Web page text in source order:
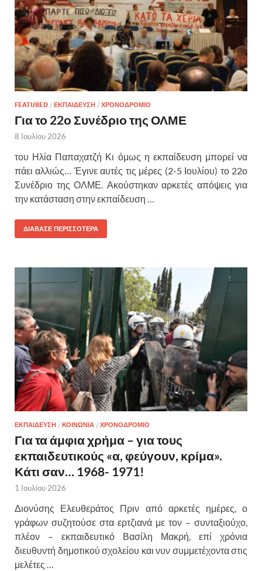
FEATURED / ΕΚΠΑΙΔΕΥΣΗ / ΧΡΟΝΟΔΡΟΜΙΟ
Για το 22ο Συνέδριο της ΟΛΜΕ
8 Ιουλίου 2026
του Ηλία Παπαχατζή Κι όμως η εκπαίδευση μπορεί να
πάει αλλιώς… Έγινε αυτές τις μέρες (2-5 Ιουλίου) το 22ο
Συνέδριο της ΟΛΜΕ. Ακούστηκαν αρκετές απόψεις για
την κατάσταση στην εκπαίδευση …
ΔΙΑΒΑΣΕ ΠΕΡΙΣΣΟΤΕΡΑ
ΕΚΠΑΙΔΕΥΣΗ / ΚΟΙΝΩΝΙΑ / ΧΡΟΝΟΔΡΟΜΙΟ
Για τα άμφια χρήμα – για τους
εκπαιδευτικούς «α, φεύγουν, κρίμα».
Κάτι σαν… 1968- 1971!
1 Ιουλίου 2026
Διονύσης Ελευθεράτος Πριν από αρκετές ημέρες, ο
γράφων συζητούσε στα ερτζιανά με τον – συνταξιούχο,
πλέον – εκπαιδευτικό Βασίλη Μακρή, επί χρόνια
διευθυντή δημοτικού σχολείου και νυν συμμετέχοντα στις
μελέτες …